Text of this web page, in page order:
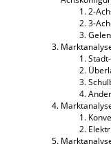
2-
3-